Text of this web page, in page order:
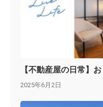
【不動産屋の日常】
2025年6月2日